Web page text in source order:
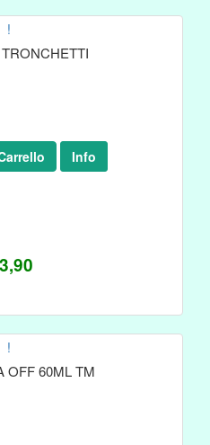
!
Info
!
OFF 60ML TM